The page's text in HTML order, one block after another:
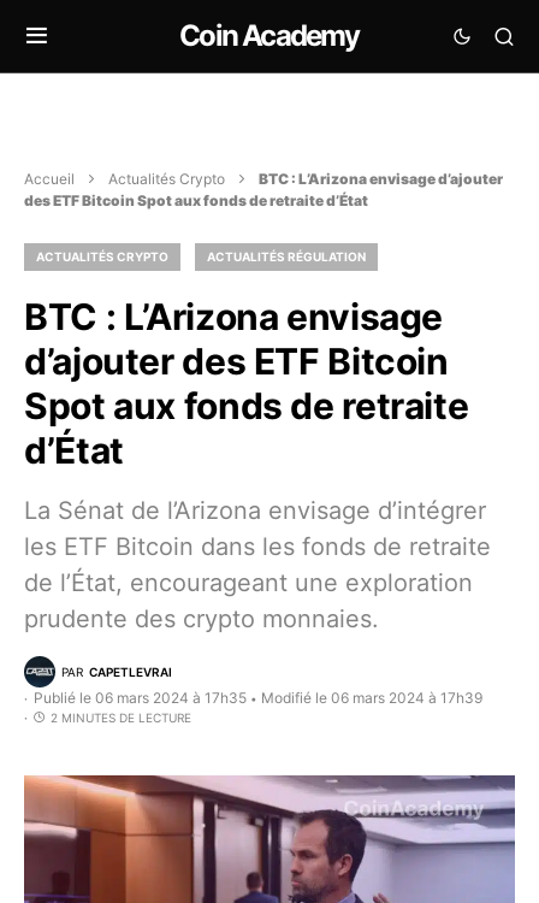
Coin Academy
Accueil Actualités Crypto
BTC : L’Arizona envisage d’ajouter
des ETF Bitcoin Spot aux fonds de retraite d’État
ACTUALITÉS CRYPTO ACTUALITÉS RÉGULATION
BTC : L’Arizona envisage
d’ajouter des ETF Bitcoin
Spot aux fonds de retraite
d’État
La Sénat de l’Arizona envisage d’intégrer
les ETF Bitcoin dans les fonds de retraite
de l’État, encourageant une exploration
prudente des crypto monnaies.
PAR CAPETLEVRAI
Publié le 06 mars 2024 à 17h35 • Modifié le 06 mars 2024 à 17h39
2 MINUTES DE LECTURE